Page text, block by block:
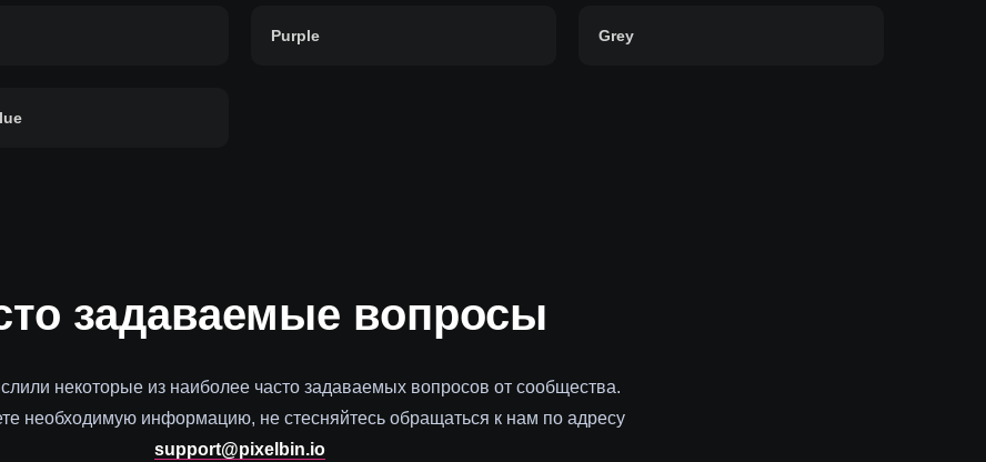
Purple Grey
задаваемые вопросы
некоторые из наиболее часто задаваемых вопросов от сообщества.
необходимую информацию, не стесняйтесь обращаться к нам по адресу
support@pixelbin.io